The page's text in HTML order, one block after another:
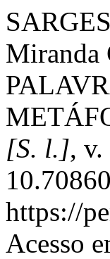
Miranda
[S. l.],
https://
Acesso